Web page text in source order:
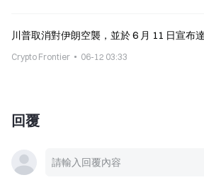
川普取消對伊朗空襲，並於 6 月 11 日宣布
Crypto Frontier 06-12 03:33
回覆